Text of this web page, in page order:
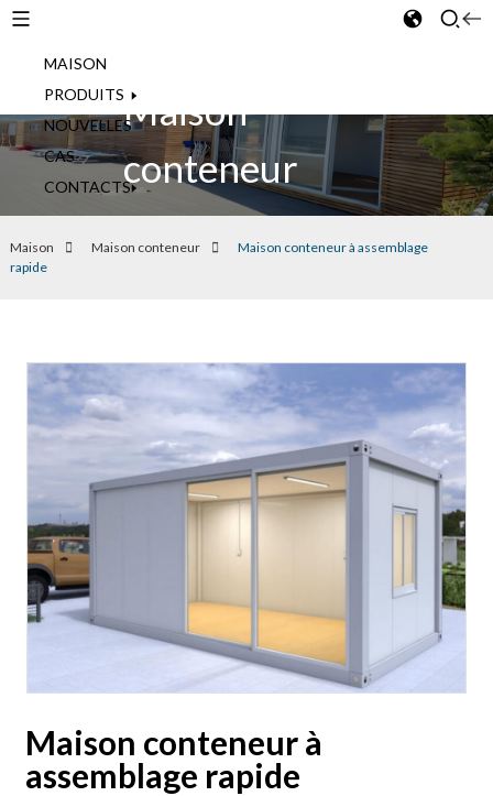
MAISON
PRODUITS
NOUVELLES
CAS
CONTACTS
Maison
conteneur
Maison Maison conteneur
Maison conteneur à assemblage
rapide
Maison conteneur à
assemblage rapide